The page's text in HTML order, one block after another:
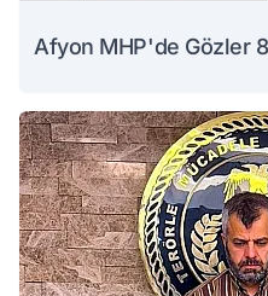
Afyon MHP'de Gözler